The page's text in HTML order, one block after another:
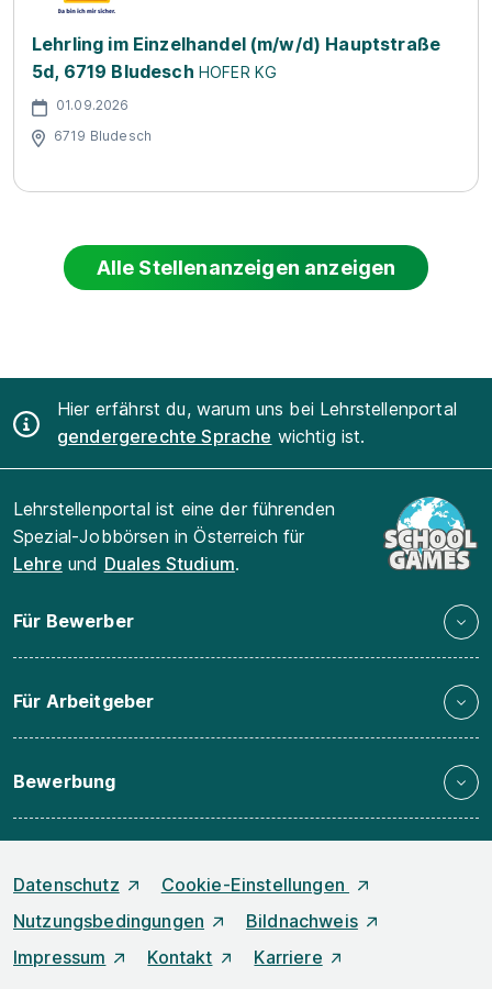
Lehrling im Einzelhandel (m/w/d) Hauptstraße
5d, 6719 Bludesch HOFER KG
01.09.2026
6719 Bludesch
Alle Stellenanzeigen anzeigen
Hier erfährst du, warum uns bei Lehrstellenportal
gendergerechte Sprache wichtig ist.
Lehrstellenportal ist eine der führenden
Spezial-Jobbörsen in Österreich für
Lehre und Duales Studium.
Für Bewerber
Für Arbeitgeber
Bewerbung
Datenschutz
Cookie-Einstellungen
Nutzungsbedingungen
Bildnachweis
Impressum
Kontakt Karriere